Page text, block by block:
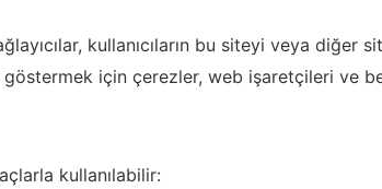
kullanıcıların bu siteyi veya diğer
için çerezler, web işaretçileri ve
kullanılabilir: